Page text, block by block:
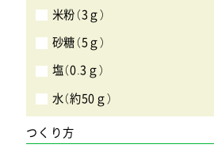
米粉（3ｇ）
砂糖（5ｇ）
塩（0.3ｇ）
水（約50ｇ）
つくり方